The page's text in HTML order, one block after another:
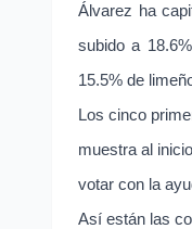
Álvarez ha
subido a
15.5% de
Los cinco
muestra al
votar con la
Así están las